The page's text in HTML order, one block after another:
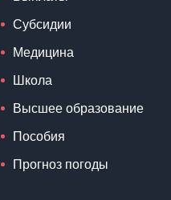
Субсидии
Медицина
Школа
Высшее образование
Пособия
Прогноз погоды